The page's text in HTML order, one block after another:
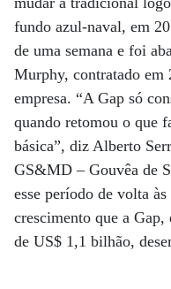
fundo azul-naval, em
de uma semana e foi
Murphy, contratado em
empresa. “A Gap só
quando retomou o que
básica”, diz Alberto
GS&MD – Gouvêa de
esse período de volta
crescimento que a
de US$ 1,1 bilhão,